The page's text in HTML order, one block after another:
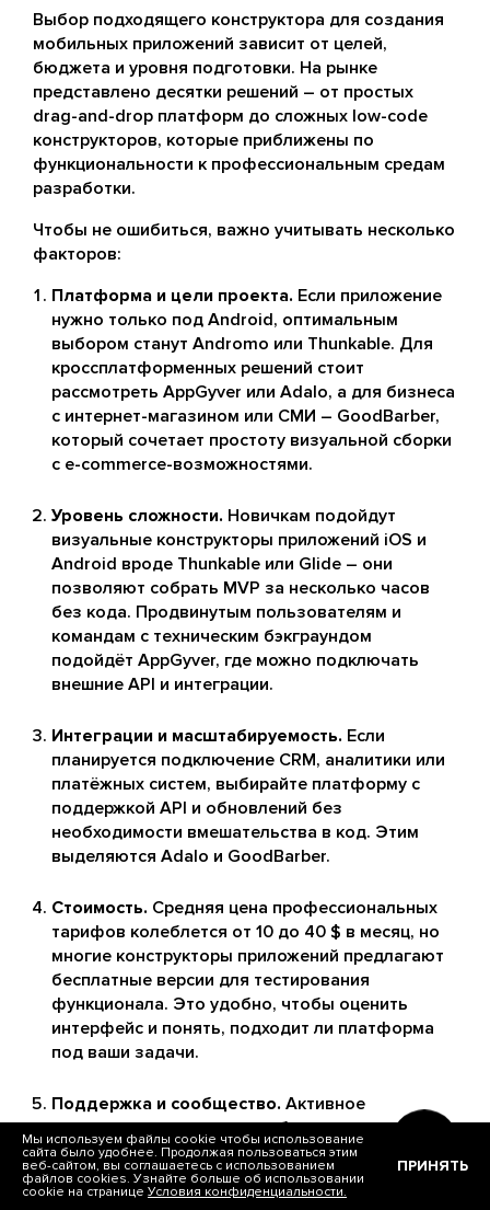
Мы используем файлы cookie чтобы использование
сайта было удобнее. Продолжая пользоваться этим
веб-сайтом, вы соглашаетесь с использованием
файлов cookies. Узнайте больше об использовании
cookie на странице Условия конфиденциальности.
ПРИНЯТЬ
Выбор подходящего конструктора для создания
мобильных приложений зависит от целей,
бюджета и уровня подготовки. На рынке
представлено десятки решений – от простых
drag-and-drop платформ до сложных low-code
конструкторов, которые приближены по
функциональности к профессиональным средам
разработки.
Чтобы не ошибиться, важно учитывать несколько
факторов:
Платформа и цели проекта. Если приложение
нужно только под Android, оптимальным
выбором станут Andromo или Thunkable. Для
кроссплатформенных решений стоит
рассмотреть AppGyver или Adalo, а для бизнеса
с интернет-магазином или СМИ – GoodBarber,
который сочетает простоту визуальной сборки
с e-commerce-возможностями.
Уровень сложности. Новичкам подойдут
визуальные конструкторы приложений iOS и
Android вроде Thunkable или Glide – они
позволяют собрать MVP за несколько часов
без кода. Продвинутым пользователям и
командам с техническим бэкграундом
подойдёт AppGyver, где можно подключать
внешние API и интеграции.
Интеграции и масштабируемость. Если
планируется подключение CRM, аналитики или
платёжных систем, выбирайте платформу с
поддержкой API и обновлений без
необходимости вмешательства в код. Этим
выделяются Adalo и GoodBarber.
Стоимость. Средняя цена профессиональных
тарифов колеблется от 10 до 40 $ в месяц, но
многие конструкторы приложений предлагают
бесплатные версии для тестирования
функционала. Это удобно, чтобы оценить
интерфейс и понять, подходит ли платформа
под ваши задачи.
Поддержка и сообщество. Активное
комьюнити и регулярные обновления –
показатель надёжности. Например, Thunkable и
AppGyver часто выпускают обновления и
обучающие материалы, а GoodBarber